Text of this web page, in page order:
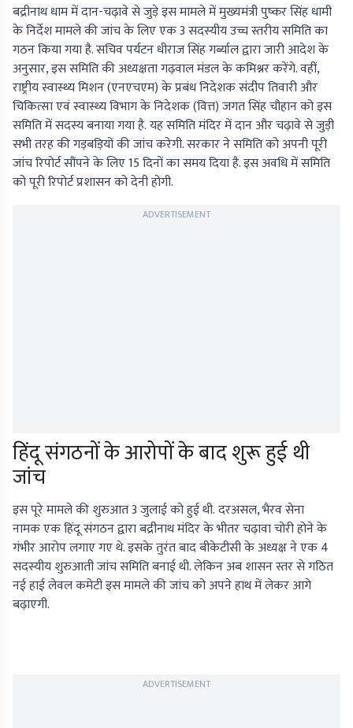
बद्रीनाथ धाम में दान-चढ़ावे से जुड़े इस मामले में मुख्यमंत्री पुष्कर सिंह धामी
के निर्देश मामले की जांच के लिए एक 3 सदस्यीय उच्च स्तरीय समिति का
गठन किया गया है. सचिव पर्यटन धीराज सिंह गर्ब्याल द्वारा जारी आदेश के
अनुसार, इस समिति की अध्यक्षता गढ़वाल मंडल के कमिश्नर करेंगे. वहीं,
राष्ट्रीय स्वास्थ्य मिशन (एनएचएम) के प्रबंध निदेशक संदीप तिवारी और
चिकित्सा एवं स्वास्थ्य विभाग के निदेशक (वित्त) जगत सिंह चौहान को इस
समिति में सदस्य बनाया गया है. यह समिति मंदिर में दान और चढ़ावे से जुड़ी
सभी तरह की गड़बड़ियों की जांच करेगी. सरकार ने समिति को अपनी पूरी
जांच रिपोर्ट सौंपने के लिए 15 दिनों का समय दिया है. इस अवधि में समिति
को पूरी रिपोर्ट प्रशासन को देनी होगी.
ADVERTISEMENT
हिंदू संगठनों के आरोपों के बाद शुरू हुई थी
जांच
इस पूरे मामले की शुरुआत 3 जुलाई को हुई थी. दरअसल, भैरव सेना
नामक एक हिंदू संगठन द्वारा बद्रीनाथ मंदिर के भीतर चढ़ावा चोरी होने के
गंभीर आरोप लगाए गए थे. इसके तुरंत बाद बीकेटीसी के अध्यक्ष ने एक 4
सदस्यीय शुरुआती जांच समिति बनाई थी. लेकिन अब शासन स्तर से गठित
नई हाई लेवल कमेटी इस मामले की जांच को अपने हाथ में लेकर आगे
बढ़ाएगी.
ADVERTISEMENT